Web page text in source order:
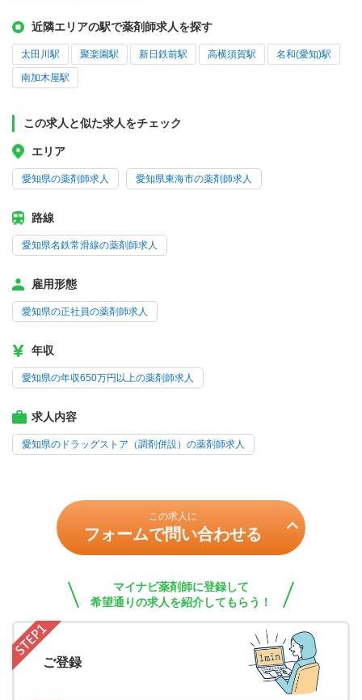
近隣エリアの駅で薬剤師求人を探す
太田川駅 聚楽園駅 新日鉄前駅 高横須賀駅 名和(愛知)駅
南加木屋駅
この求人と似た求人をチェック
エリア
愛知県の薬剤師求人 愛知県東海市の薬剤師求人
路線
愛知県名鉄常滑線の薬剤師求人
雇用形態
愛知県の正社員の薬剤師求人
年収
愛知県の年収650万円以上の薬剤師求人
求人内容
愛知県のドラッグストア（調剤併設）の薬剤師求人
この求人に
フォームで問い合わせる
マイナビ薬剤師に登録して
希望通りの求人を紹介してもらう！
ご登録